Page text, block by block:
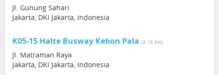
Jl. Gunung Sahari
Jakarta, DKI Jakarta, Indonesia
K05-15 Halte Busway Kebon Pala (3.16 km)
Jl. Matraman Raya
Jakarta, DKI Jakarta, Indonesia